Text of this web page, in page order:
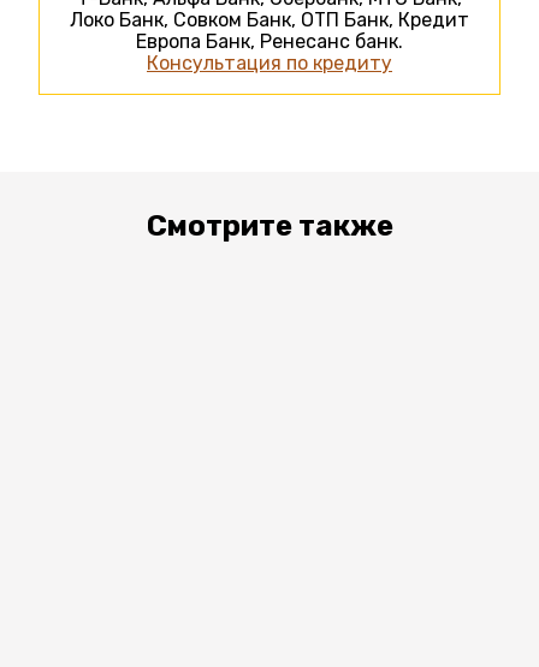
Локо Банк, Совком Банк, ОТП Банк, Кредит
Европа Банк, Ренесанс банк.
Консультация по кредиту
Смотрите также